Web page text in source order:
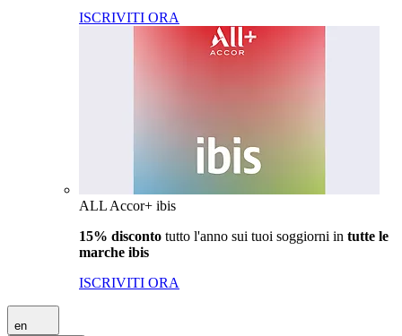
ISCRIVITI ORA
ALL Accor+ ibis
15% disconto tutto l'anno sui tuoi soggiorni in tutte le
marche ibis
ISCRIVITI ORA
en